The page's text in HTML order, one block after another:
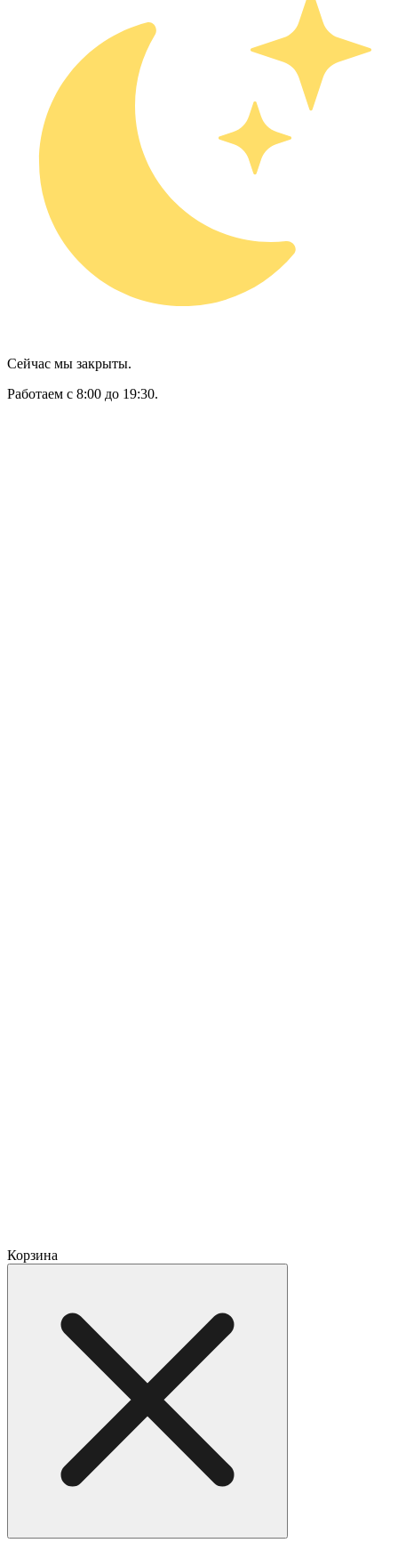
Сейчас мы закрыты.
Работаем с 8:00 до 19:30.
Корзина